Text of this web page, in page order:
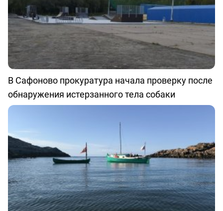
В Сафоново прокуратура начала проверку после
обнаружения истерзанного тела собаки